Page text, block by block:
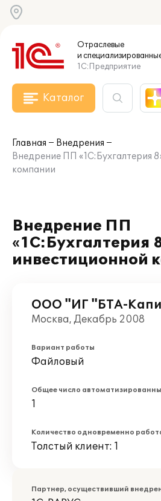
Отраслевые
и
1С:Предприятие
Каталог
Главная
Внедрения
Внедрение ПП «1С:Бухгалтерия
компании
Внедрение ПП
«1С:Бухгалтерия
инвестиционной
ООО "ИГ "БТА-
Москва, Декабрь 2008
Вариант работы
Файловый
Общее число
1
Количество одновременно
Толстый клиент: 1
Партнер, осуществивший